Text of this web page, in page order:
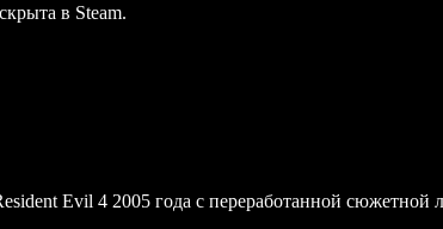
в Steam.
Evil 4 2005 года с переработанной сюжетной